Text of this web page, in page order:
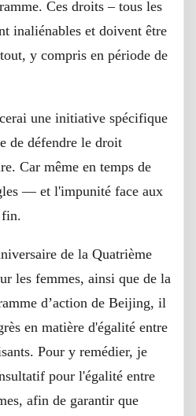
Ces droits – tous les
inaliénables et doivent être
y compris en période de
une initiative spécifique
de défendre le droit
Car même en temps de
— et l'impunité face aux
de la Quatrième
les femmes, ainsi que de la
d’action de Beijing, il
en matière d'égalité entre
Pour y remédier, je
pour l'égalité entre
afin de garantir que